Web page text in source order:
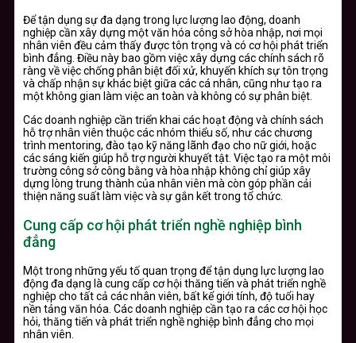
Để tận dụng sự đa dạng trong lực lượng lao động, doanh
nghiệp cần xây dựng một văn hóa công sở hòa nhập, nơi mọi
nhân viên đều cảm thấy được tôn trọng và có cơ hội phát triển
bình đẳng. Điều này bao gồm việc xây dựng các chính sách rõ
ràng về việc chống phân biệt đối xử, khuyến khích sự tôn trọng
và chấp nhận sự khác biệt giữa các cá nhân, cũng như tạo ra
một không gian làm việc an toàn và không có sự phân biệt.
Các doanh nghiệp cần triển khai các hoạt động và chính sách
hỗ trợ nhân viên thuộc các nhóm thiểu số, như các chương
trình mentoring, đào tạo kỹ năng lãnh đạo cho nữ giới, hoặc
các sáng kiến giúp hỗ trợ người khuyết tật. Việc tạo ra một môi
trường công sở công bằng và hòa nhập không chỉ giúp xây
dựng lòng trung thành của nhân viên mà còn góp phần cải
thiện năng suất làm việc và sự gắn kết trong tổ chức.
Cung cấp cơ hội phát triển nghề nghiệp bình
đẳng
Một trong những yếu tố quan trọng để tận dụng lực lượng lao
động đa dạng là cung cấp cơ hội thăng tiến và phát triển nghề
nghiệp cho tất cả các nhân viên, bất kể giới tính, độ tuổi hay
nền tảng văn hóa. Các doanh nghiệp cần tạo ra các cơ hội học
hỏi, thăng tiến và phát triển nghề nghiệp bình đẳng cho mọi
nhân viên.